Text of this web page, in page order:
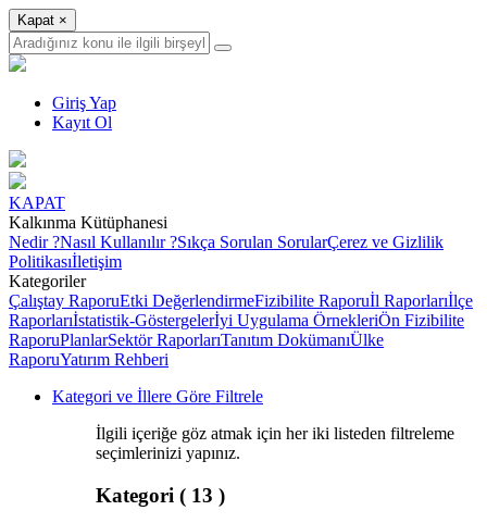
Kapat ×
Giriş Yap
Kayıt Ol
KAPAT
Kalkınma Kütüphanesi
Nedir ?Nasıl Kullanılır ?Sıkça Sorulan SorularÇerez ve Gizlilik
Politikasıİletişim
Kategoriler
Çalıştay RaporuEtki DeğerlendirmeFizibilite Raporuİl Raporlarıİlçe
Raporlarıİstatistik-Göstergelerİyi Uygulama ÖrnekleriÖn Fizibilite
RaporuPlanlarSektör RaporlarıTanıtım DokümanıÜlke
RaporuYatırım Rehberi
Kategori ve İllere Göre Filtrele
İlgili içeriğe göz atmak için her iki listeden filtreleme
seçimlerinizi yapınız.
Kategori ( 13 )